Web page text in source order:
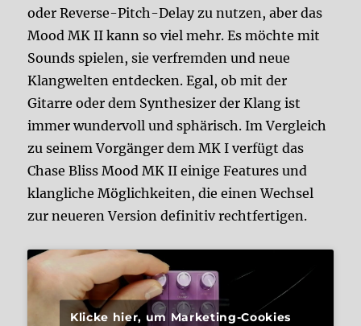
oder Reverse-Pitch-Delay zu nutzen, aber das
Mood MK II kann so viel mehr. Es möchte mit
Sounds spielen, sie verfremden und neue
Klangwelten entdecken. Egal, ob mit der
Gitarre oder dem Synthesizer der Klang ist
immer wundervoll und sphärisch. Im Vergleich
zu seinem Vorgänger dem MK I verfügt das
Chase Bliss Mood MK II einige Features und
klangliche Möglichkeiten, die einen Wechsel
zur neueren Version definitiv rechtfertigen.
Klicke hier, um Marketing-Cookies